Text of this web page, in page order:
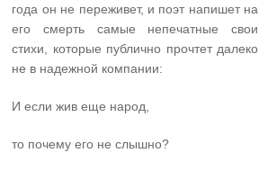
года он не переживет, и поэт напишет на
его смерть самые непечатные свои
стихи, которые публично прочтет далеко
не в надеж­ной компании:
И если жив еще народ,
то почему его не слышно?